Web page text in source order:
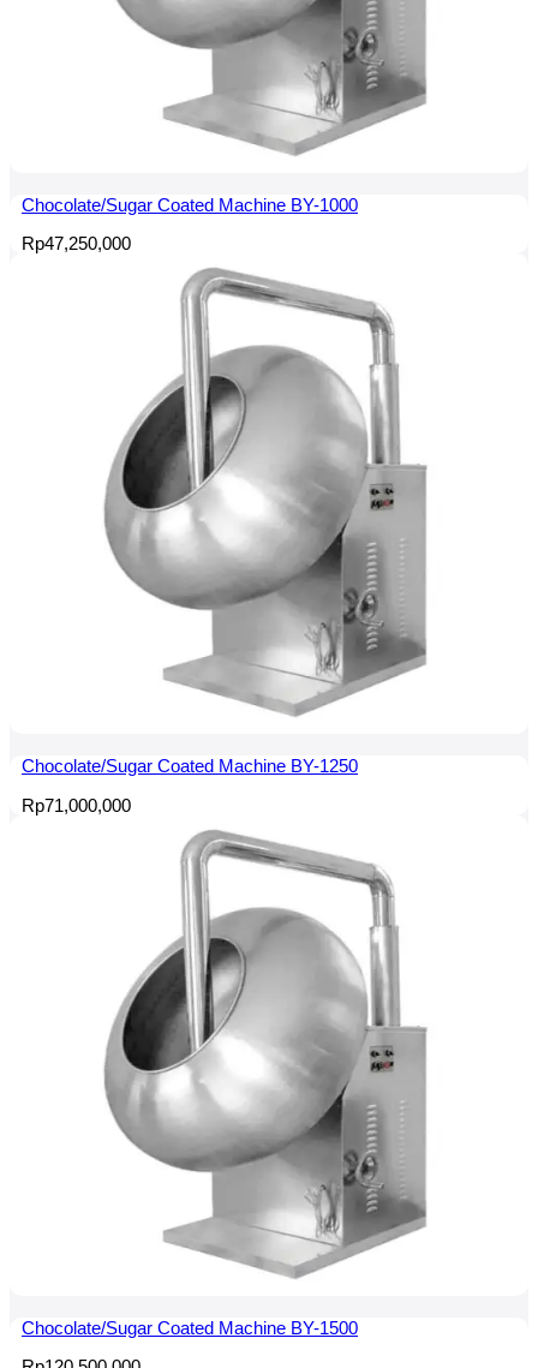
Chocolate/Sugar Coated Machine BY-1000
Rp47,250,000
Chocolate/Sugar Coated Machine BY-1250
Rp71,000,000
Chocolate/Sugar Coated Machine BY-1500